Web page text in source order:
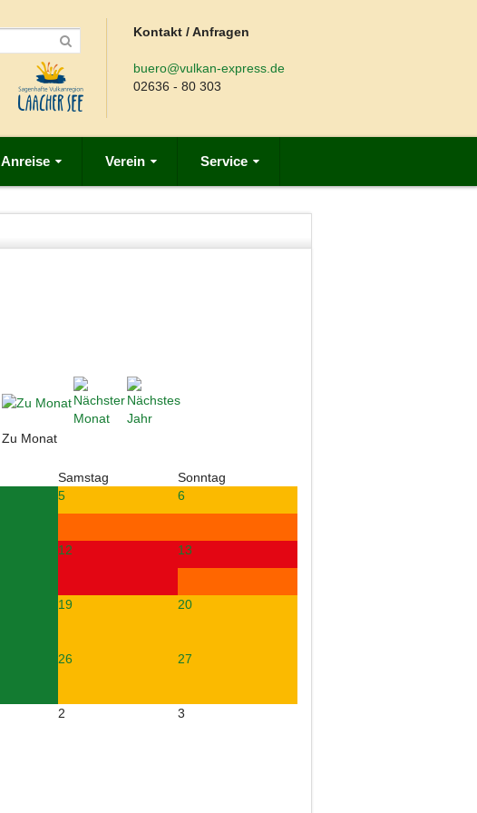
Kontakt / Anfragen
buero@vulkan-express.de
02636 - 80 303
Anreise Verein Service
Zu Monat
Samstag
Sonntag
5 6
12 13
19 20
26 27
2 3